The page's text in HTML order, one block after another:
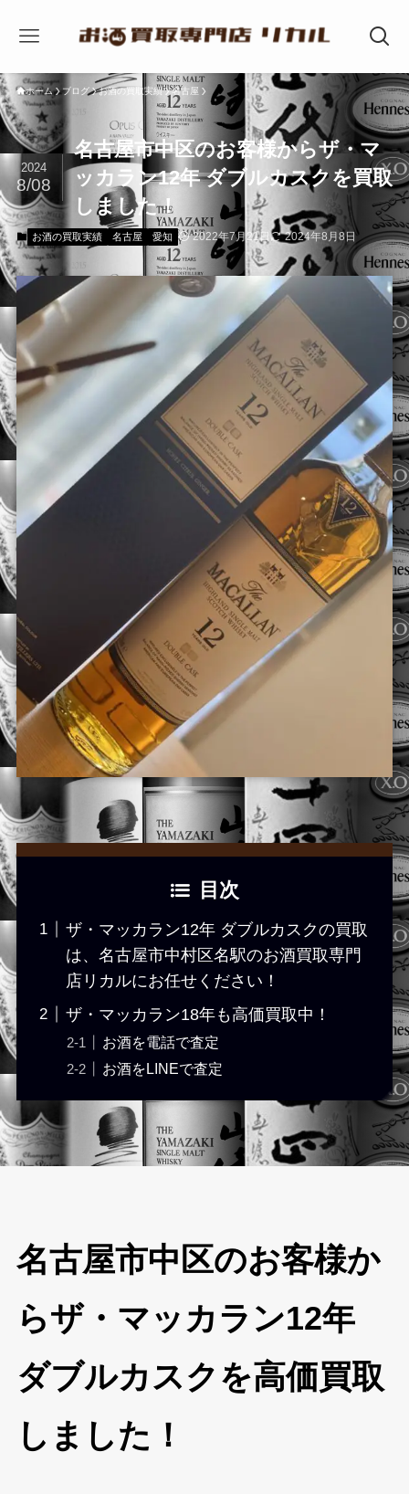
ホーム ブログ お酒の買取実績 名古屋
名古屋市中区のお客様からザ・マ
ッカラン12年 ダブルカスクを買取
しました！
2024
8/08
お酒の買取実績 名古屋 愛知 2022年7月21日 2024年8月8日
目次
ザ・マッカラン12年 ダブルカスクの買取
は、名古屋市中村区名駅のお酒買取専門
店リカルにお任せください！
ザ・マッカラン18年も高価買取中！
お酒を電話で査定
お酒をLINEで査定
名古屋市中区のお客様か
らザ・マッカラン12年
ダブルカスクを高価買取
しました！